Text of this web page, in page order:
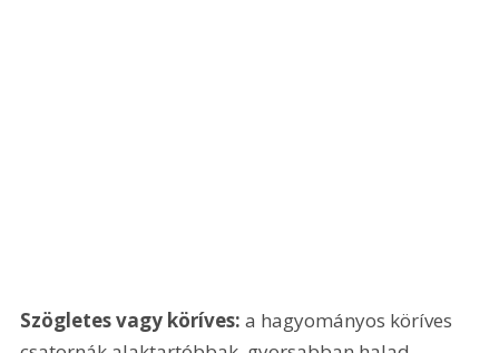
Szögletes vagy köríves: a hagyományos köríves